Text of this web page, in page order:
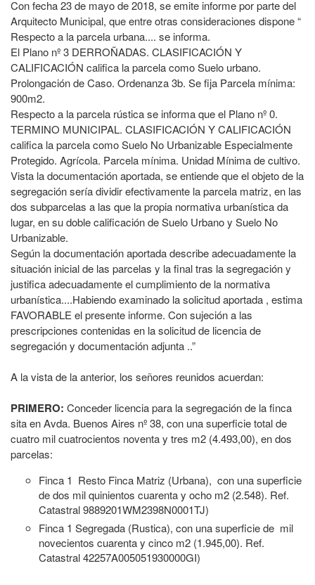
Con fecha 23 de mayo de 2018, se emite informe por parte del
Arquitecto Municipal, que entre otras consideraciones dispone “
Respecto a la parcela urbana.... se informa.
El Plano nº 3 DERROÑADAS. CLASIFICACIÓN Y
CALIFICACIÓN califica la parcela como Suelo urbano.
Prolongación de Caso. Ordenanza 3b. Se fija Parcela mínima:
900m2.
Respecto a la parcela rústica se informa que el Plano nº 0.
TERMINO MUNICIPAL. CLASIFICACIÓN Y CALIFICACIÓN
califica la parcela como Suelo No Urbanizable Especialmente
Protegido. Agrícola. Parcela mínima. Unidad Mínima de cultivo.
Vista la documentación aportada, se entiende que el objeto de la
segregación sería dividir efectivamente la parcela matriz, en las
dos subparcelas a las que la propia normativa urbanística da
lugar, en su doble calificación de Suelo Urbano y Suelo No
Urbanizable.
Según la documentación aportada describe adecuadamente la
situación inicial de las parcelas y la final tras la segregación y
justifica adecuadamente el cumplimiento de la normativa
urbanística....Habiendo examinado la solicitud aportada , estima
FAVORABLE el presente informe. Con sujeción a las
prescripciones contenidas en la solicitud de licencia de
segregación y documentación adjunta ..”
A la vista de la anterior, los señores reunidos acuerdan:
PRIMERO: Conceder licencia para la segregación de la finca
sita en Avda. Buenos Aires nº 38, con una superficie total de
cuatro mil cuatrocientos noventa y tres m2 (4.493,00), en dos
parcelas:
Finca 1 Resto Finca Matriz (Urbana), con una superficie
de dos mil quinientos cuarenta y ocho m2 (2.548). Ref.
Catastral 9889201WM2398N0001TJ)
Finca 1 Segregada (Rustica), con una superficie de mil
novecientos cuarenta y cinco m2 (1.945,00). Ref.
Catastral 42257A005051930000GI)